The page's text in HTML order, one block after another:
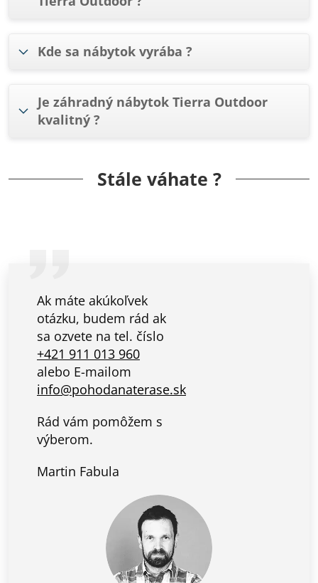
Kde sa nábytok vyrába ?
Je záhradný nábytok Tierra Outdoor
kvalitný ?
Stále váhate ?
Ak máte akúkoľvek
otázku, budem rád ak
sa ozvete na tel. číslo
+421 911 013 960
alebo E-mailom
info@pohodanaterase.sk
Rád vám pomôžem s
výberom.
Martin Fabula